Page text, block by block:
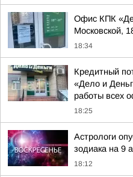
Офис КПК
Московской,
18:34
Кредитный
«Дело и
работы всех
18:25
Астрологи
зодиака на 9
18:12